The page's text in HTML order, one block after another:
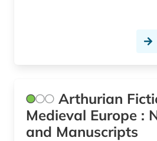
Arthurian
Medieval Europe :
and Manuscripts